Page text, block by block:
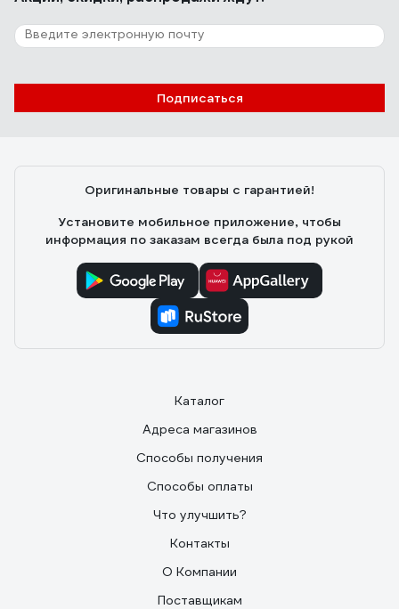
Подписаться
Оригинальные товары с гарантией!
Установите мобильное приложение, чтобы
информация по заказам всегда была под рукой
Каталог
Адреса магазинов
Способы получения
Способы оплаты
Что улучшить?
Контакты
О Компании
Поставщикам